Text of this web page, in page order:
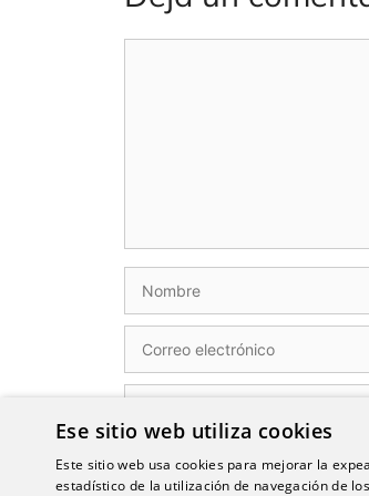
Nombre
Correo
electrónico
Web
Guarda mi nombre, correo
Ese sitio web utiliza cookies
Este sitio web usa cookies para mejorar la
estadístico de la utilización de navegación de